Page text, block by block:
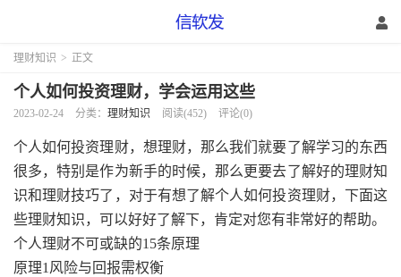
理财知识 > 正文
个人如何投资理财，学会运用这些
2023-02-24 分类： 理财知识 阅读(452) 评论(0)
个人如何投资理财，想理财，那么我们就要了解学习的东西
很多，特别是作为新手的时候，那么更要去了解好的理财知
识和理财技巧了，对于有想了解个人如何投资理财，下面这
些理财知识，可以好好了解下，肯定对您有非常好的帮助。
个人理财不可或缺的15条原理
原理1风险与回报需权衡